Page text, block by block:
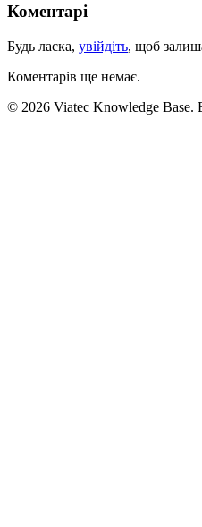
Коментарі
Будь ласка, увійдіть, щоб
Коментарів ще немає.
© 2026 Viatec Knowledge Base.